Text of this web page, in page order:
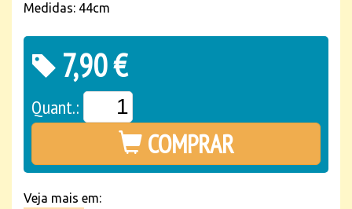
Medidas: 44cm
7,90 €
Quant.:
COMPRAR
Veja mais em: